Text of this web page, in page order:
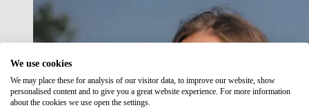
We use cookies
We may place these for analysis of our visitor data, to improve our website, show
personalised content and to give you a great website experience. For more information
about the cookies we use open the settings.